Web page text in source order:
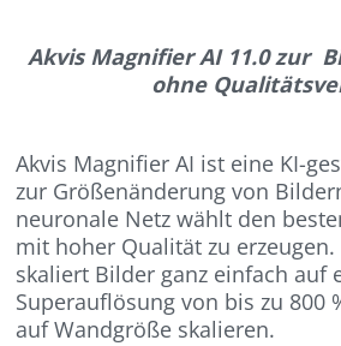
Akvis Magnifier AI 11.0 zur
ohne
Akvis Magnifier AI ist eine KI-
zur Größenänderung von
neuronale Netz wählt den
mit hoher Qualität zu
skaliert Bilder ganz einfach auf
Superauflösung von bis zu 800
auf Wandgröße skalieren.